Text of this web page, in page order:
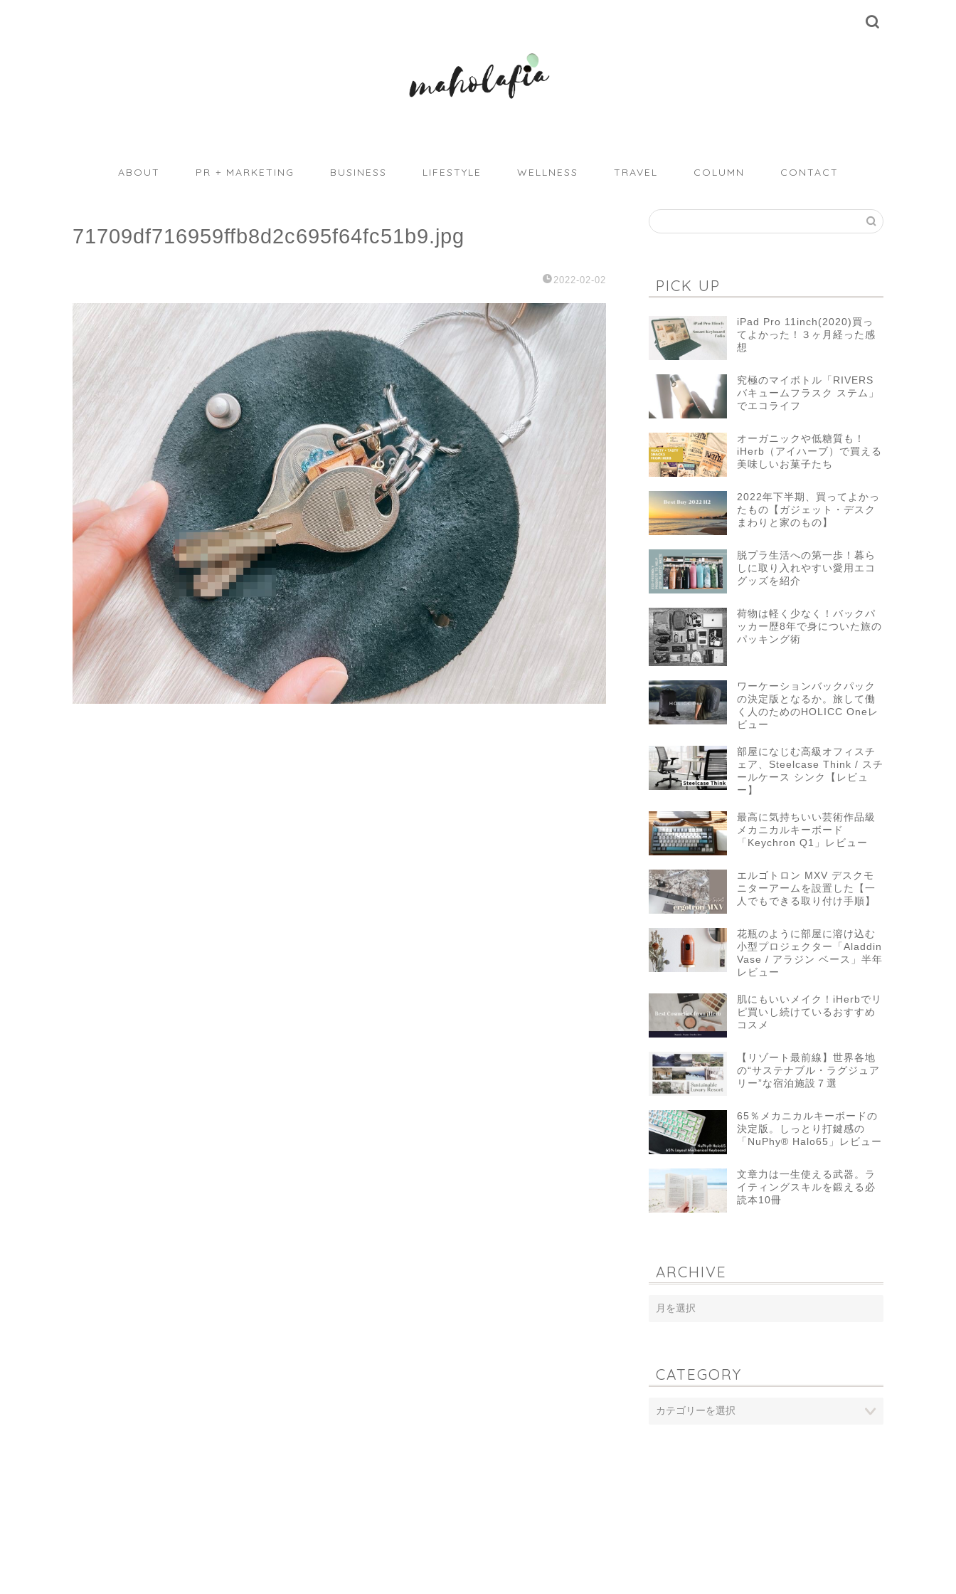
ABOUT PR + MARKETING BUSINESS LIFESTYLE WELLNESS TRAVEL COLUMN CONTACT
71709df716959ffb8d2c695f64fc51b9.jpg
2022-02-02 PICK UP
iPad Pro 11inch(2020)買っ
てよかった！３ヶ月経った感
想
究極のマイボトル「RIVERS
バキュームフラスク ステム」
でエコライフ
オーガニックや低糖質も！
iHerb（アイハーブ）で買える
美味しいお菓子たち
2022年下半期、買ってよかっ
たもの【ガジェット・デスク
まわりと家のもの】
脱プラ生活への第一歩！暮ら
しに取り入れやすい愛用エコ
グッズを紹介
荷物は軽く少なく！バックパ
ッカー歴8年で身についた旅の
パッキング術
ワーケーションバックパック
の決定版となるか。旅して働
く人のためのHOLICC Oneレ
ビュー
部屋になじむ高級オフィスチ
ェア、Steelcase Think / スチ
ールケース シンク【レビュ
ー】
最高に気持ちいい芸術作品級
メカニカルキーボード
「Keychron Q1」レビュー
エルゴトロン MXV デスクモ
ニターアームを設置した【一
人でもできる取り付け手順】
花瓶のように部屋に溶け込む
小型プロジェクター「Aladdin
Vase / アラジン ベース」半年
レビュー
肌にもいいメイク！iHerbでリ
ピ買いし続けているおすすめ
コスメ
【リゾート最前線】世界各地
の“サステナブル・ラグジュア
リー”な宿泊施設７選
65％メカニカルキーボードの
決定版。しっとり打鍵感の
「NuPhy® Halo65」レビュー
文章力は一生使える武器。ラ
イティングスキルを鍛える必
読本10冊
ARCHIVE
CATEGORY